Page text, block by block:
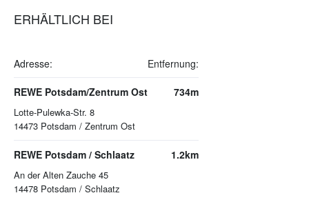
ERHÄLTLICH BEI
Adresse: Entfernung:
REWE Potsdam/Zentrum Ost
Lotte-Pulewka-Str. 8
14473 Potsdam / Zentrum Ost
734m
REWE Potsdam / Schlaatz
An der Alten Zauche 45
14478 Potsdam / Schlaatz
1.2km